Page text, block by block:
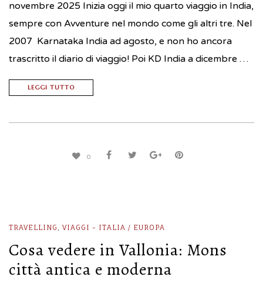
novembre 2025 Inizia oggi il mio quarto viaggio in India,
sempre con Avventure nel mondo come gli altri tre. Nel
2007 Karnataka India ad agosto, e non ho ancora
trascritto il diario di viaggio! Poi KD India a dicembre …
LEGGI TUTTO
0
TRAVELLING , VIAGGI - ITALIA / EUROPA
Cosa vedere in Vallonia: Mons
città antica e moderna